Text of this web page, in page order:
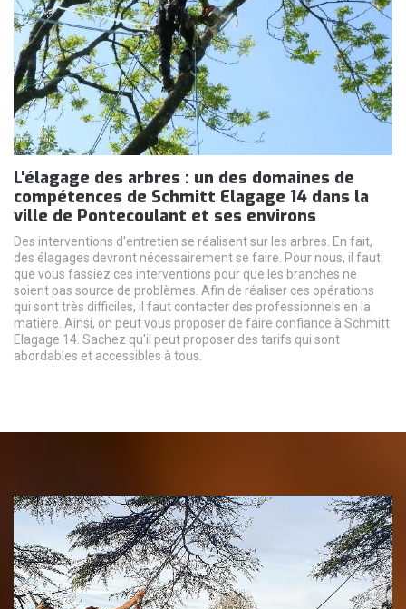
L'élagage des arbres : un des domaines de
compétences de Schmitt Elagage 14 dans la
ville de Pontecoulant et ses environs
Des interventions d'entretien se réalisent sur les arbres. En fait,
des élagages devront nécessairement se faire. Pour nous, il faut
que vous fassiez ces interventions pour que les branches ne
soient pas source de problèmes. Afin de réaliser ces opérations
qui sont très difficiles, il faut contacter des professionnels en la
matière. Ainsi, on peut vous proposer de faire confiance à Schmitt
Elagage 14. Sachez qu'il peut proposer des tarifs qui sont
abordables et accessibles à tous.